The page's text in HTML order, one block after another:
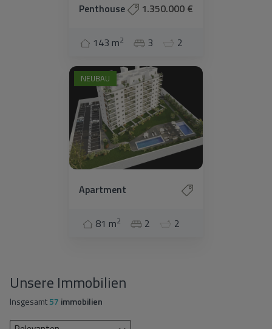
Penthouse 1.350.000 €
143 m2 3 2
NEUBAU
Apartment
81 m2 2 2
Unsere Immobilien
Insgesamt57 immobilien